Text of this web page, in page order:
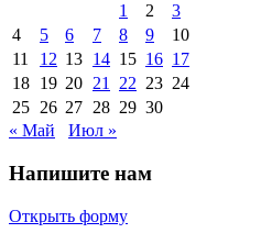
1
2
3
4
5 6 7 8 9
10
11
12 13 14 15 16 17
18 19 20 21 22 23 24
25 26 27 28 29 30
« Май
Июл »
Напишите нам
Открыть форму